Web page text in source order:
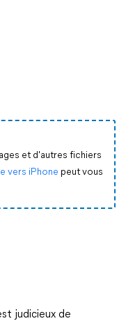
et d'autres fichiers
vers iPhone peut vous
judicieux de